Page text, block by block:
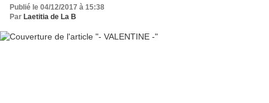
Publié le 04/12/2017 à 15:38
Par Laetitia de La B